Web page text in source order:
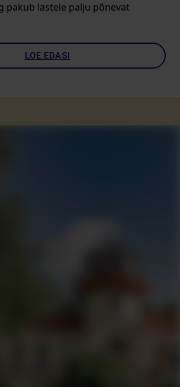
pakub lastele palju põnevat
LOE EDASI